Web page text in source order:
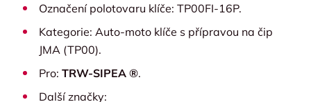
Označení polotovaru klíče: TP00FI-16P.
Kategorie: Auto-moto klíče s přípravou na čip
JMA (TP00).
Pro: TRW-SIPEA ®.
Další značky: